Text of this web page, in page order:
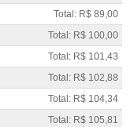
Total: R$ 89,00
Total: R$ 100,00
Total: R$ 101,43
Total: R$ 102,88
Total: R$ 104,34
Total: R$ 105,81